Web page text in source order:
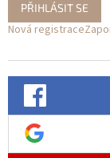
PŘIHLÁSIT SE
Nová registrace